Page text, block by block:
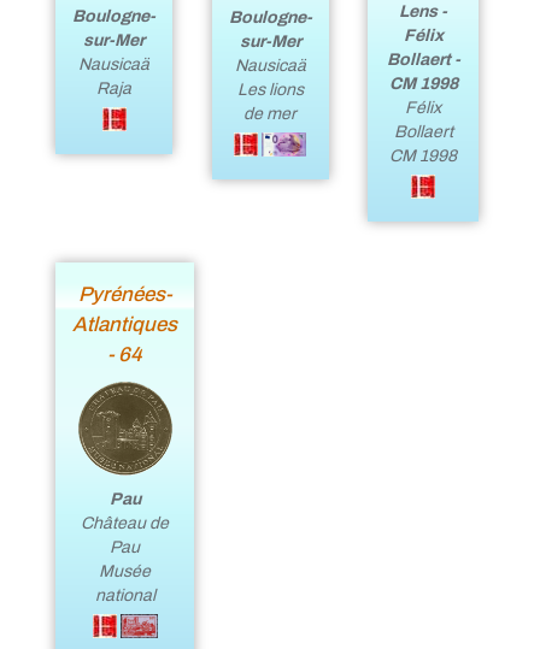
Boulogne-
sur-Mer
Nausicaä
Raja
Boulogne-
sur-Mer
Nausicaä
Les lions
de mer
Lens -
Félix
Bollaert -
CM 1998
Félix
Bollaert
CM 1998
Pyrénées-
Atlantiques
- 64
Pau
Château de
Pau
Musée
national